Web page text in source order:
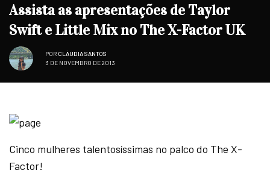
Assista as apresentações de Taylor
Swift e Little Mix no The X-Factor UK
POR CLÁUDIA SANTOS
3 DE NOVEMBRO DE 2013
Cinco mulheres talentosíssimas no palco do The X-
Factor!